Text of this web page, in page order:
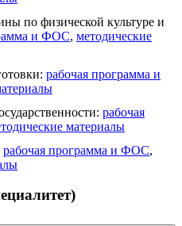
по физической культуре и
и ФОС, методические
рабочая программа и
рабочая
материалы
рабочая программа и ФОС,